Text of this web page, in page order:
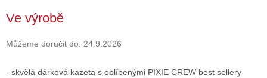
cena:
Ve výrobě
Můžeme doručit do: 24.9.2026
- skvělá dárková kazeta s oblíbenými PIXIE CREW best sellery